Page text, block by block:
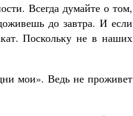
Всегда думайте о том,
до завтра. И если
Поскольку не в наших
мои». Ведь не проживет